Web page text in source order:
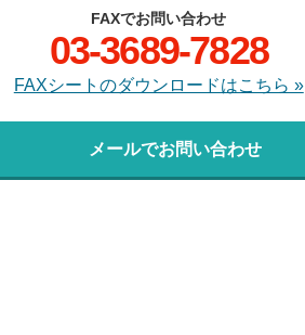
FAXでお問い合わせ
03-3689-7828
FAXシートのダウンロードはこちら »
メールでお問い合わせ